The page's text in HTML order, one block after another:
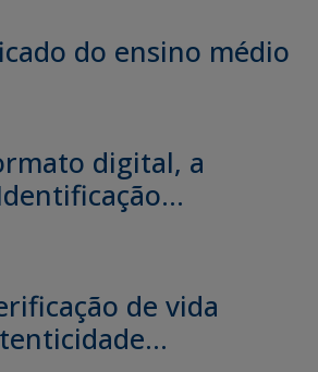
do ensino médio
digital, a
de vida